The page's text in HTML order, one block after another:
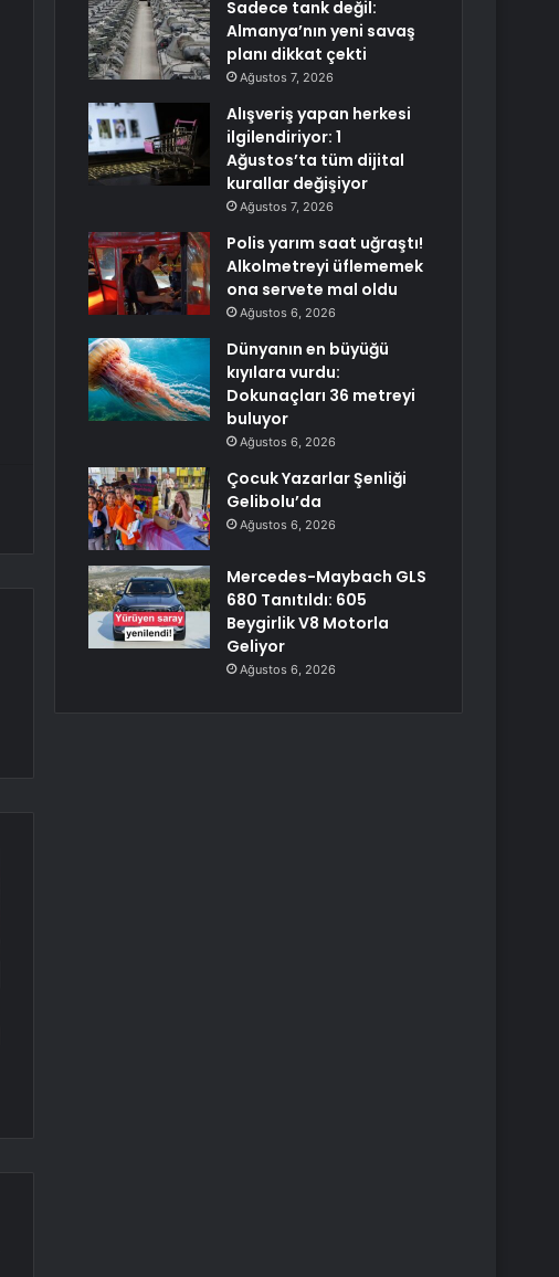
Sadece tank değil:
Almanya’nın yeni savaş
planı dikkat çekti
Ağustos 7, 2026
Alışveriş yapan herkesi
ilgilendiriyor: 1
Ağustos’ta tüm dijital
kurallar değişiyor
Ağustos 7, 2026
Polis yarım saat uğraştı!
Alkolmetreyi üflememek
ona servete mal oldu
Ağustos 6, 2026
Dünyanın en büyüğü
kıyılara vurdu:
Dokunaçları 36 metreyi
buluyor
Ağustos 6, 2026
Çocuk Yazarlar Şenliği
Gelibolu’da
Ağustos 6, 2026
Mercedes-Maybach GLS
680 Tanıtıldı: 605
Beygirlik V8 Motorla
Geliyor
Ağustos 6, 2026